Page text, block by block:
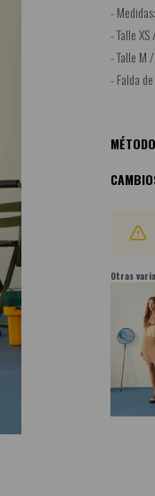
-
- Talle
- Talle M
- Falda
Otras